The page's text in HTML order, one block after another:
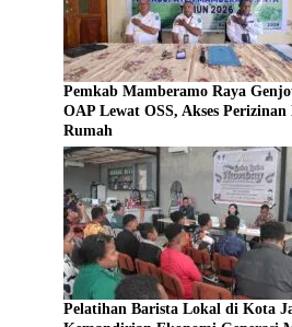
Pemkab Mamberamo Raya
OAP Lewat OSS, Akses
Rumah
Pelatihan Barista Lokal di Kota